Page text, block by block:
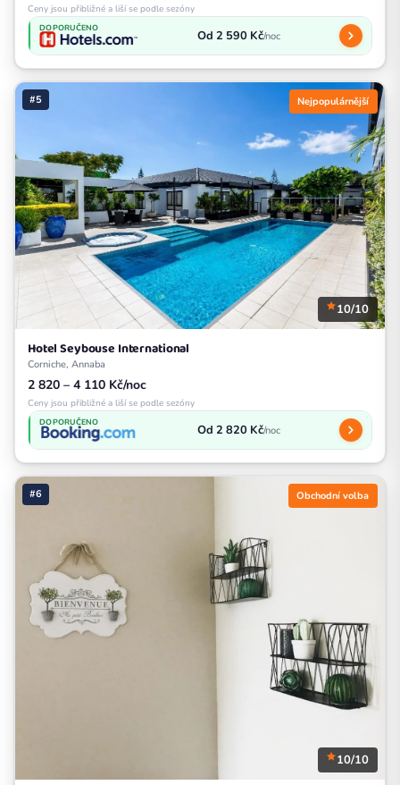
Ceny jsou přibližné a liší se podle sezóny
DOPORUČENO Od 2 590 Kč/noc
#5 Nejpopulárnější
10/10
Hotel Seybouse International
Corniche, Annaba
2 820 – 4 110 Kč/noc
Ceny jsou přibližné a liší se podle sezóny
DOPORUČENO Od 2 820 Kč/noc
#6 Obchodní volba
10/10